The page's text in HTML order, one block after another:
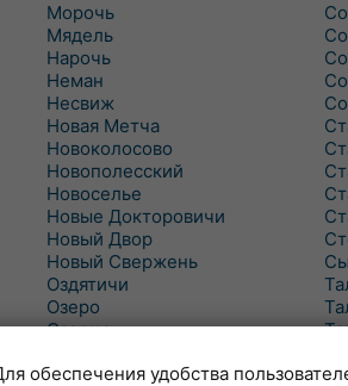
Морочь
Мядель
Нарочь
Неман
Несвиж
Новая Метча
Новоколосово
Новополесский
Новоселье
Новые Докторовичи
Новый Двор
Новый Свержень
Оздятичи
Озеро
Озерцо
Октябрь
обеспечения удобства